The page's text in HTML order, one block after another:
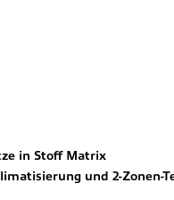
in Stoff Matrix
und 2-Zonen-